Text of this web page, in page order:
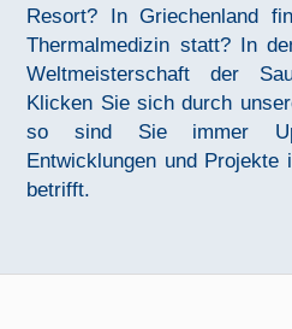
Resort? In Griechenland
Thermalmedizin statt? In
Weltmeisterschaft der
Klicken Sie sich durch
so sind Sie immer
Entwicklungen und Projekte
betrifft.